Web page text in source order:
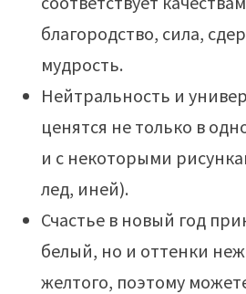
благородство, сила,
мудрость.
Нейтральность и
ценятся не только в
и с некоторыми
лед, иней).
Счастье в новый год
белый, но и оттенки
желтого, поэтому